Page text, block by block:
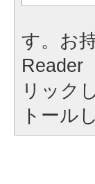
す。お
Reader
リック
トール